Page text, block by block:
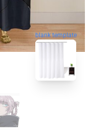
blank template